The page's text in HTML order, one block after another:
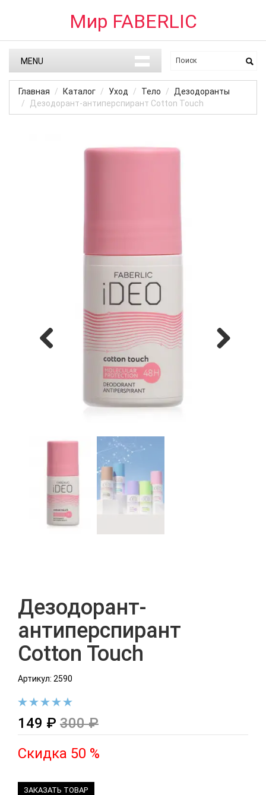
Мир FABERLIC
MENU
Главная Каталог Уход Тело
Дезодоранты
Дезодорант-антиперспирант Cotton Touch
Дезодорант-
антиперспирант
Cotton Touch
Артикул: 2590
149 ₽ 300 ₽
Скидка 50 %
ЗАКАЗАТЬ ТОВАР